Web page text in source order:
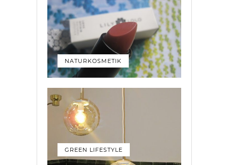
NATURKOSMETIK
GREEN LIFESTYLE